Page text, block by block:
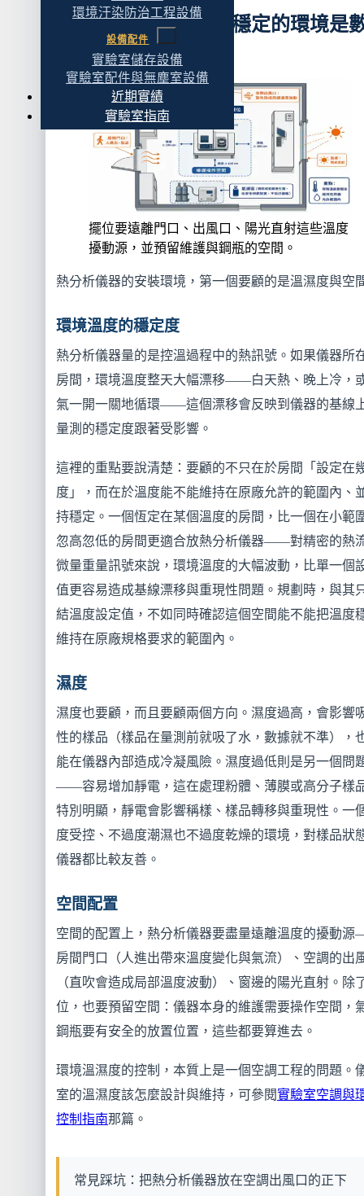
環境汙染防治工程設備
設備配件
實驗室儲存設備
實驗室配件與無塵室設備
近期實績
實驗室指南
二、溫濕度與空間：穩定的環境是
據品質的基礎
擺位要遠離門口、出風口、陽光直射這些溫度
擾動源，並預留維護與鋼瓶的空間。
熱分析儀器的安裝環境，第一個要顧的是溫濕度與空
環境溫度的穩定度
熱分析儀器量的是控溫過程中的熱訊號。如果儀器所
房間，環境溫度整天大幅漂移——白天熱、晚上冷，
氣一開一關地循環——這個漂移會反映到儀器的基線
量測的穩定度跟著受影響。
這裡的重點要說清楚：要顧的不只在於房間「設定在
度」，而在於溫度能不能維持在原廠允許的範圍內、
持穩定。一個恆定在某個溫度的房間，比一個在小範
忽高忽低的房間更適合放熱分析儀器——對精密的熱
微量重量訊號來說，環境溫度的大幅波動，比單一個
值更容易造成基線漂移與重現性問題。規劃時，與其
結溫度設定值，不如同時確認這個空間能不能把溫度
維持在原廠規格要求的範圍內。
濕度
濕度也要顧，而且要顧兩個方向。濕度過高，會影響
性的樣品（樣品在量測前就吸了水，數據就不準），
能在儀器內部造成冷凝風險。濕度過低則是另一個問
——容易增加靜電，這在處理粉體、薄膜或高分子樣
特別明顯，靜電會影響稱樣、樣品轉移與重現性。一
度受控、不過度潮濕也不過度乾燥的環境，對樣品狀
儀器都比較友善。
空間配置
空間的配置上，熱分析儀器要盡量遠離溫度的擾動
房間門口（人進出帶來溫度變化與氣流）、空調的出
（直吹會造成局部溫度波動）、窗邊的陽光直射。除
位，也要預留空間：儀器本身的維護需要操作空間，
鋼瓶要有安全的放置位置，這些都要算進去。
環境溫濕度的控制，本質上是一個空調工程的問題。
室的溫濕度該怎麼設計與維持，可參閱實驗室空調與
控制指南那篇。
常見踩坑：把熱分析儀器放在空調出風口的正下